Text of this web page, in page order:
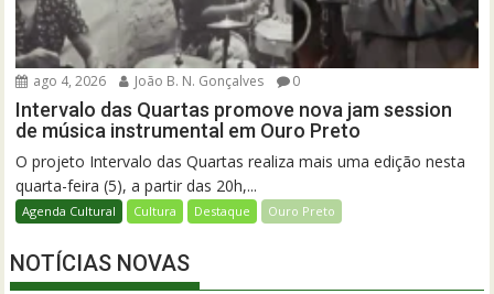
ago 4, 2026 João B. N. Gonçalves 0
Intervalo das Quartas promove nova jam session
de música instrumental em Ouro Preto
O projeto Intervalo das Quartas realiza mais uma edição nesta
quarta-feira (5), a partir das 20h,...
Agenda Cultural Cultura Destaque Ouro Preto
NOTÍCIAS NOVAS